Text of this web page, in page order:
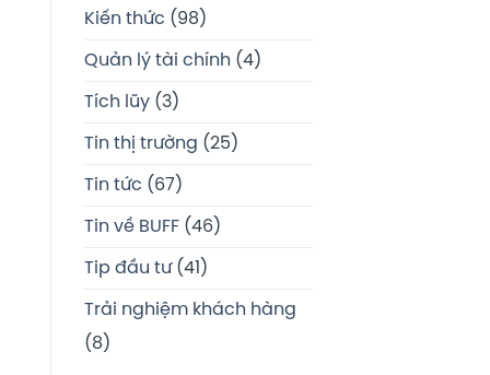
Kiến thức (98)
Quản lý tài chính (4)
Tích lũy (3)
Tin thị trường (25)
Tin tức (67)
Tin về BUFF (46)
Tip đầu tư(41)
Trải nghiệm khách hàng
(8)